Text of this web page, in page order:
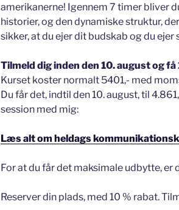
amerikanerne! Igennem 7 timer bliver
historier, og den dynamiske struktur,
sikker, at du ejer dit budskab og du
Tilmeld dig inden den 10. august og få
Kurset koster normalt 5401,- med
Du får det, indtil den 10. august, til
session med mig:
Læs alt om heldags
For at du får det maksimale udbytte, er
Reserver din plads, med 10 % rabat.